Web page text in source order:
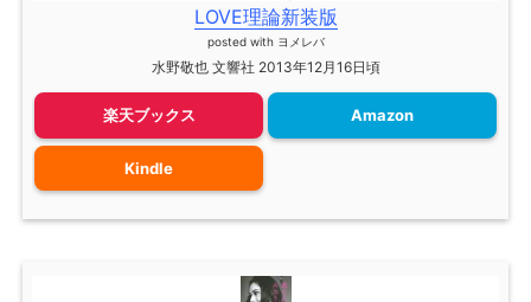
LOVE理論新装版
posted with ヨメレバ
水野敬也 文響社 2013年12月16日頃
楽天ブックス Amazon
Kindle